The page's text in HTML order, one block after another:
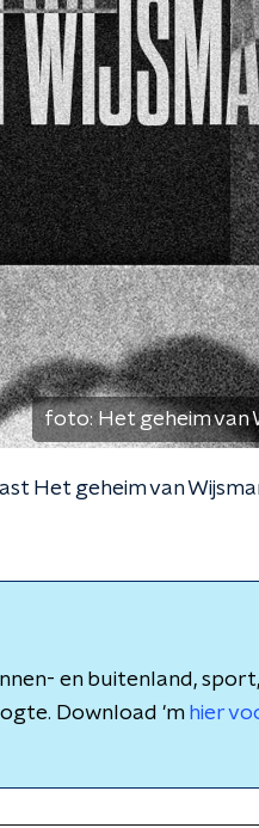
foto:Het geheim van
Het geheim van
en buitenland,
Download 'm hier